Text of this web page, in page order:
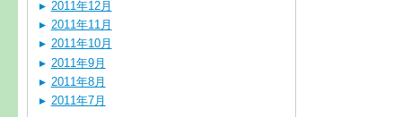
2011年12月
2011年11月
2011年10月
2011年9月
2011年8月
2011年7月